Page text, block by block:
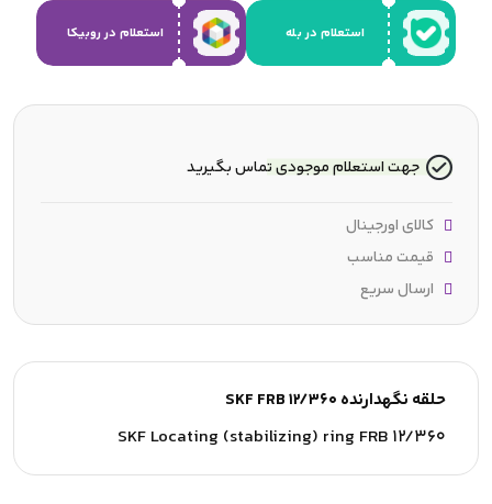
استعلام در بله استعلام در روبیکا
حلقه نگهدارنده SKF FRB 12/360
SKF Locating (stabilizing) ring FRB 12/360
جهت استعلام موجودی تماس بگیرید
کالای اورجینال
قیمت مناسب
ارسال سریع